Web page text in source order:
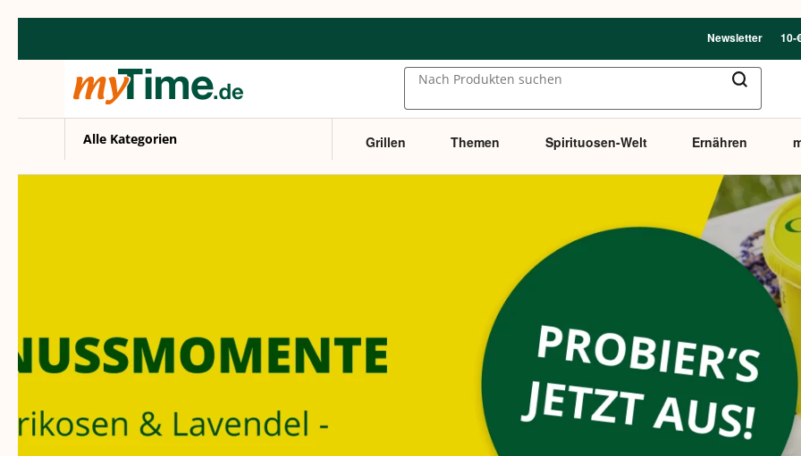
Zur Suche springen
Newsletter 10-
Nach Produkten suchen
Alle Kategorien Grillen Themen Spirituosen-Welt Ernähren